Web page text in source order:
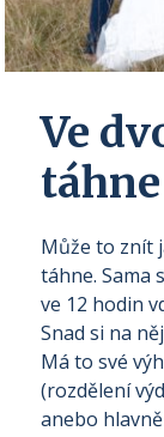
Ve
táhne
Může to znít
táhne. Sama
ve 12 hodin
Snad si na
Má to své
(rozdělení
anebo